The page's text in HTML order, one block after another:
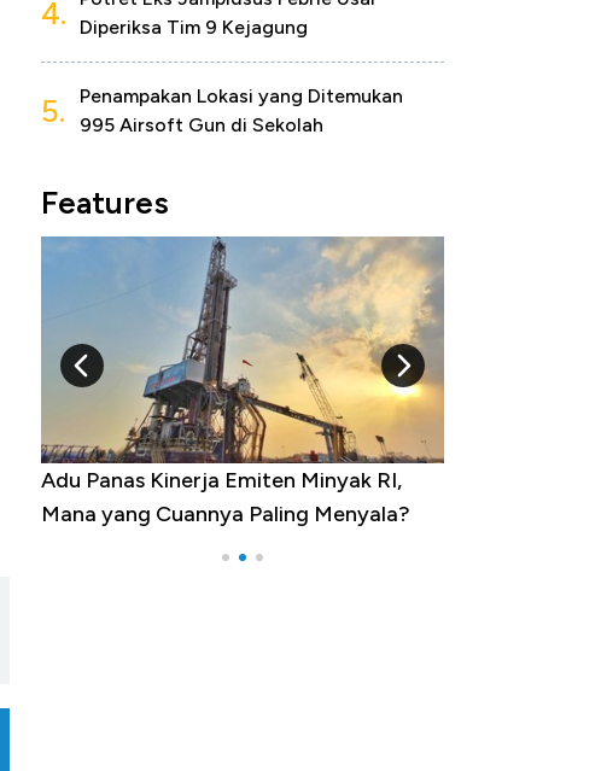
4.
Diperiksa Tim 9 Kejagung
5.
Penampakan Lokasi yang Ditemukan
995 Airsoft Gun di Sekolah
Features
Adu Panas Kinerja Emiten Minyak RI,
Mana yang Cuannya Paling Menyala?